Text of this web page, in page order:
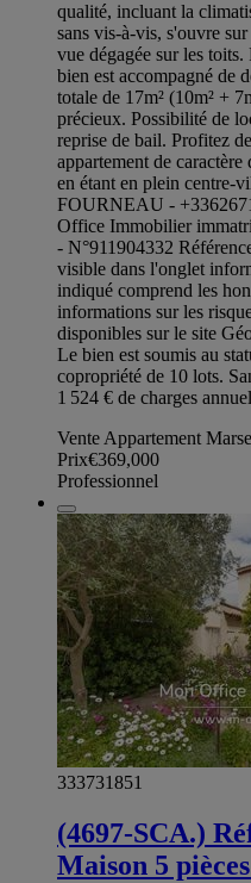
qualité, incluant la
sans vis-à-vis, s'ouvre
vue dégagée sur les
bien est accompagné de
totale de 17m² (10m² +
précieux. Possibilité de
reprise de bail. Profitez
appartement de
en étant en plein centre-
FOURNEAU -
Office Immobilier
- N°911904332
visible dans l'onglet
indiqué comprend les
informations sur les
disponibles sur le site
Le bien est soumis au
copropriété de 10 lots.
1 524 € de charges
Vente Appartement
Prix€369,000
Professionnel
333731851
(4697-SCA.)
Maison 5